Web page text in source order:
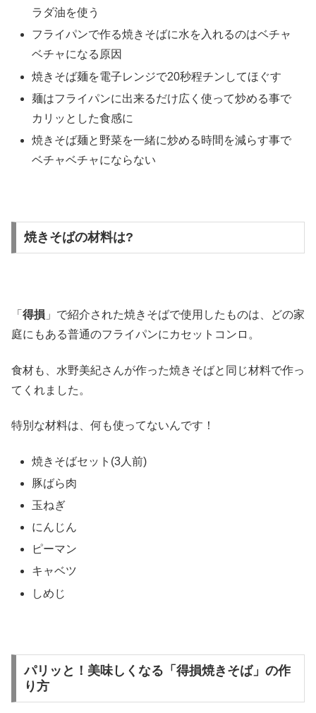
ラダ油を使う
フライパンで作る焼きそばに水を入れるのはベチャ
ベチャになる原因
焼きそば麺を電子レンジで20秒程チンしてほぐす
麺はフライパンに出来るだけ広く使って炒める事で
カリッとした食感に
焼きそば麺と野菜を一緒に炒める時間を減らす事で
ベチャベチャにならない
焼きそばの材料は?
「 得損 」で紹介された焼きそばで使用したものは、どの家
庭にもある普通のフライパンにカセットコンロ。
食材も、水野美紀さんが作った焼きそばと同じ材料で作っ
てくれました。
特別な材料は、何も使ってないんです！
焼きそばセット(3人前)
豚ばら肉
玉ねぎ
にんじん
ピーマン
キャベツ
しめじ
パリッと！美味しくなる「得損焼きそば」の作
り方